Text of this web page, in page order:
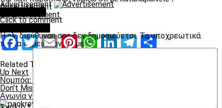
Advertisement
Facebook
Twitter
EmailPinterest
WhatsApp
LinkedIn
Telegram
Related Topics:
Up Next
Νομπόα: “Σημασία η νίκη και όχι η εμφάνιση”
Don't Miss
Aγωνία για Τζιόλη
Advertisement
Click to comment
Η ηλ. διεύθυνση σας δεν δημοσιεύεται. Τα υποχρεωτικά
πεδία σημειώνονται με*